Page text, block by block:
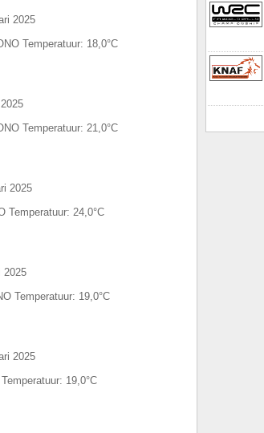
2025
Temperatuur: 18,0°C
Temperatuur: 21,0°C
2025
Temperatuur: 24,0°C
2025
Temperatuur: 19,0°C
2025
Temperatuur: 19,0°C